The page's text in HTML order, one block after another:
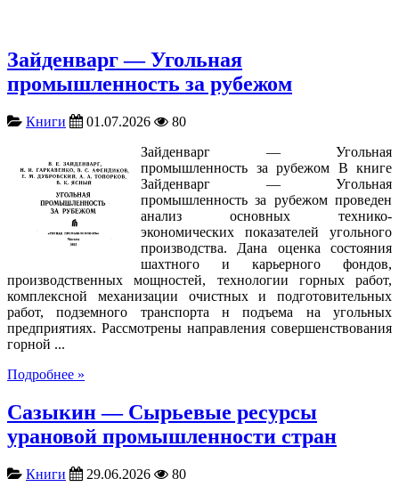
Зайденварг — Угольная
промышленность за рубежом
Книги 01.07.2026
80
Зайденварг — Угольная
промышленность за рубежом В книге
Зайденварг — Угольная
промышленность за рубежом проведен
анализ основных технико-
экономических показателей угольного
производства. Дана оценка состояния
шахтного и карьерного фондов,
производственных мощностей, технологии горных работ,
комплексной механизации очистных и подготовительных
работ, подземного транспорта н подъема на угольных
предприятиях. Рассмотрены направления совершенствования
горной ...
Подробнее »
Сазыкин — Сырьевые ресурсы
урановой промышленности стран
Книги 29.06.2026
80